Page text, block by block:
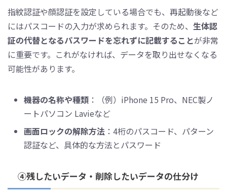
指紋認証や顔認証を設定している場合でも、再起動後など
にはパスコードの入力が求められます。そのため、 生体認
証の代替となるパスワードを忘れずに記載することが非常
に重要です。これがなければ、データを取り出せなくなる
可能性があります。
機器の名称や種類 ：（例）iPhone 15 Pro、NEC製ノ
ートパソコン Lavieなど
画面ロックの解除方法 ：4桁のパスコード、パターン
認証など、具体的な方法とパスワード
④残したいデータ・削除したいデータの仕分け